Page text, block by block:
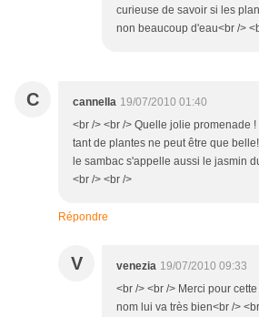
curieuse de savoir si les
non beaucoup d'eau<br />
C cannella 19/07/2010 01:40
<br /> <br /> Quelle jolie promenade
tant de plantes ne peut être que
le sambac s'appelle aussi le jasmin
<br /> <br />
Répondre
V venezia 19/07/2010 09:33
<br /> <br /> Merci pour
nom lui va très bien<br />